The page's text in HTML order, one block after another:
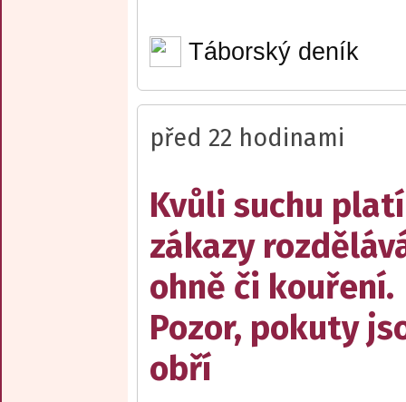
Táborský deník
před 22 hodinami
Kvůli suchu
zákazy
ohně či kouření.
Pozor, pokuty
obří